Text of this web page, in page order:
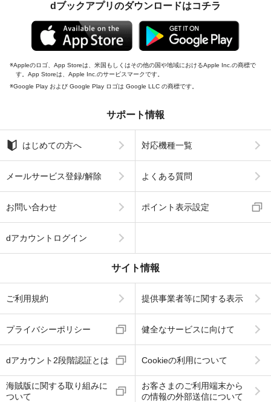
dブックアプリのダウンロードはコチラ
Appleのロゴ、App Storeは、米国もしくはその他の国や地域におけるApple Inc.の商標で
す。App Storeは、Apple Inc.のサービスマークです。
Google Play および Google Play ロゴは Google LLC の商標です。
サポート情報
はじめての方へ 対応機種一覧
メールサービス登録/解除 よくある質問
お問い合わせ ポイント表示設定
dアカウントログイン
サイト情報
ご利用規約 提供事業者等に関する表示
プライバシーポリシー 健全なサービスに向けて
dアカウント2段階認証とは Cookieの利用について
海賊版に関する取り組みに
ついて
お客さまのご利用端末から
の情報の外部送信について